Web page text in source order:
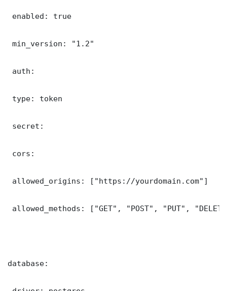
enabled: true
min_version: "1.2"
auth:
type: token
secret:
cors:
allowed_origins: ["https://yourdomain.com"]
allowed_methods: ["GET", "POST", "PUT",
database: